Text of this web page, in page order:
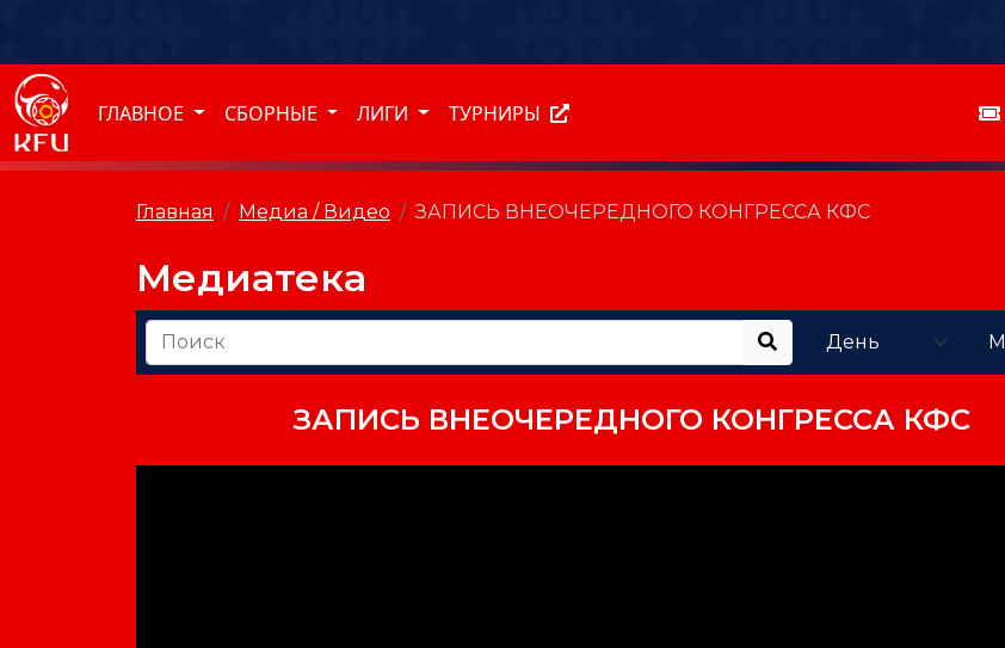
ГЛАВНОЕ СБОРНЫЕ ЛИГИ ТУРНИРЫ
Главная Медиа / Видео ЗАПИСЬ ВНЕОЧЕРЕДНОГО КОНГРЕССА КФС
Медиатека
ЗАПИСЬ ВНЕОЧЕРЕДНОГО КОНГРЕССА КФС